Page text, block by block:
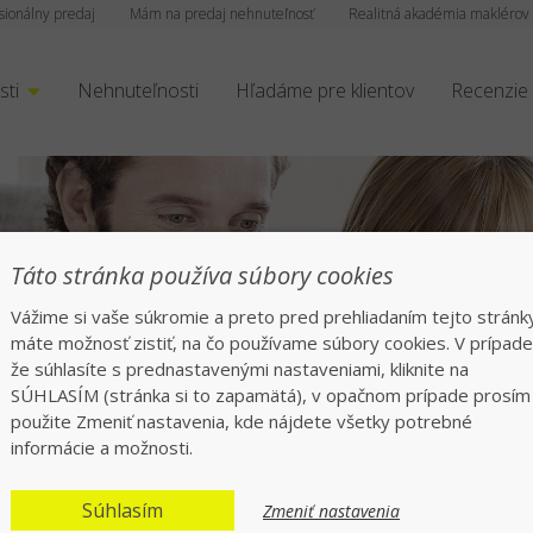
Realitná akadémia maklérov
Mám na predaj nehnuteľnosť
predaj
Nehnuteľnosti Hľadáme pre klientov Recenzie
a rýchly
Jednotka v realitách na slovenskom trhu
Táto stránka používa súbory cookies
Vážime si vaše súkromie a preto pred prehliadaním tejto
máte možnosť zistiť, na čo používame súbory cookies. V
že súhlasíte s prednastavenými nastaveniami, kliknite na
SÚHLASÍM (stránka si to zapamätá), v opačnom prípade prosím
použite Zmeniť nastavenia, kde nájdete všetky potrebné
informácie a možnosti.
Súhlasím Zmeniť nastavenia